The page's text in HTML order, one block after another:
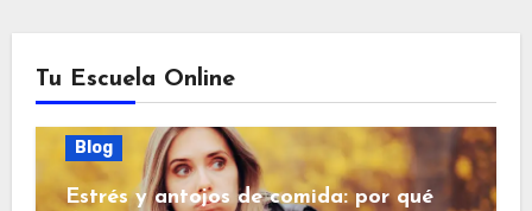
Tu Escuela Online
Blog
Estrés y antojos de comida: por qué